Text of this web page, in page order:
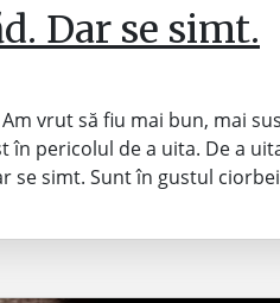
Dar se simt.
vrut să fiu mai bun, mai
în pericolul de a uita. De a
se simt. Sunt în gustul